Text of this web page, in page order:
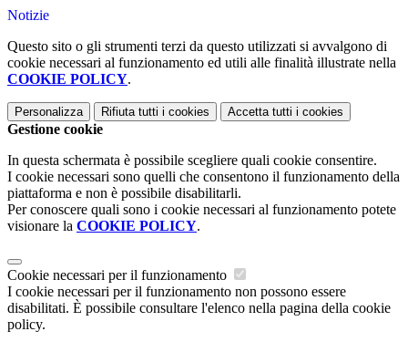
Notizie
Questo sito o gli strumenti terzi da questo utilizzati si avvalgono di
cookie necessari al funzionamento ed utili alle finalità illustrate nella
COOKIE POLICY.
Personalizza Rifiuta tutti i cookies Accetta tutti i cookies
Gestione cookie
In questa schermata è possibile scegliere quali cookie consentire.
I cookie necessari sono quelli che consentono il funzionamento della
piattaforma e non è possibile disabilitarli.
Per conoscere quali sono i cookie necessari al funzionamento potete
visionare la COOKIE POLICY.
Cookie necessari per il funzionamento
I cookie necessari per il funzionamento non possono essere
disabilitati. È possibile consultare l'elenco nella pagina della cookie
policy.